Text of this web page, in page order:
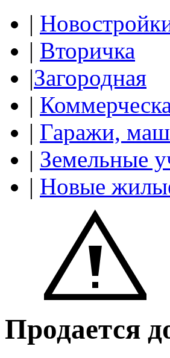
|
| Вторичка
|Загородная
|
| Гаражи,
| Земельные
| Новые
Продается